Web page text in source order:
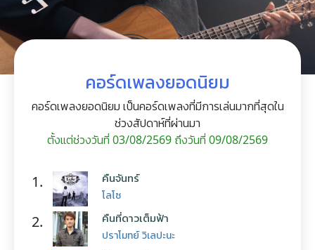
คอร์ดเพลงยอดนิยม
คอร์ดเพลงยอดนิยม เป็นคอร์ดเพลงที่มีการเล่นมากที่สุดใน
ช่วงสัปดาห์ที่ผ่านมา
ตั้งแต่ช่วงวันที่ 03/08/2569 ถึงวันที่ 09/08/2569
1. คืนจันทร์
โลโซ
2. คืนที่ดาวเต็มฟ้า
ปราโมทย์ วิเลปะนะ